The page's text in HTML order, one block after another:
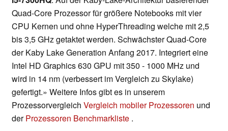
Quad-Core Prozessor für größere Notebooks mit vier
CPU Kernen und ohne HyperThreading welche mit 2,5
bis 3,5 GHz getaktet werden. Schwächster Quad-Core
der Kaby Lake Generation Anfang 2017. Integriert eine
Intel HD Graphics 630 GPU mit 350 - 1000 MHz und
wird in 14 nm (verbessert im Vergleich zu Skylake)
gefertigt.» Weitere Infos gibt es in unserem
Prozessorvergleich Vergleich mobiler Prozessoren und
derProzessoren Benchmarkliste .